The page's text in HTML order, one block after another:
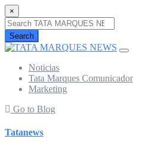
×
Search
Noticias
Tata Marques Comunicador
Marketing
Go to Blog
Tatanews